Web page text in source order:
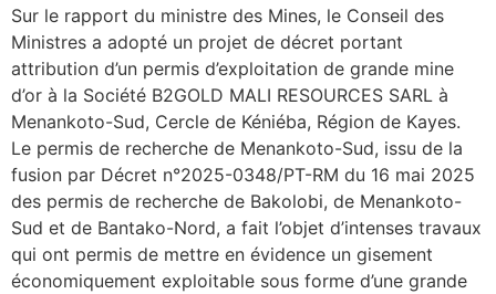
Sur le rapport du ministre des Mines, le Conseil des
Ministres a adopté un projet de décret portant
attribution d’un permis d’exploitation de grande mine
d’or à la Société B2GOLD MALI RESOURCES SARL à
Menankoto-Sud, Cercle de Kéniéba, Région de Kayes.
Le permis de recherche de Menankoto-Sud, issu de la
fusion par Décret n°2025-0348/PT-RM du 16 mai 2025
des permis de recherche de Bakolobi, de Menankoto-
Sud et de Bantako-Nord, a fait l’objet d’intenses travaux
qui ont permis de mettre en évidence un gisement
économiquement exploitable sous forme d’une grande